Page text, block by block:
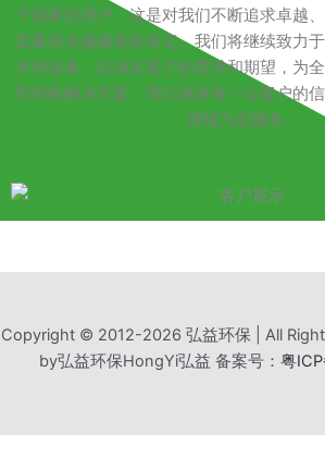
个国家的用户。这是对我们不断追求卓越
质量和卓越服务的肯定。我们将继续致力
术和设备，以满足客户的需求和期望，为
剂回收解决方案。我们感谢每一位客户的
继续为您服务。
Copyright © 2012-2026 弘益环保 | All
by弘益环保HongYi弘益 备案号： 粤